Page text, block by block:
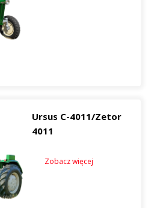
Ursus C-4011/Zetor
4011
Zobacz więcej